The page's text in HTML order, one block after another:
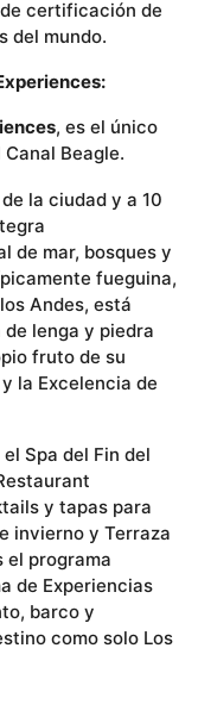
certificación de
del mundo.
, es el único
Beagle.
la ciudad y a 10
de mar, bosques y
fueguina,
Andes, está
lenga y piedra
fruto de su
la Excelencia de
Spa del Fin del
y tapas para
invierno y Terraza
el programa
de Experiencias
barco y
como solo Los